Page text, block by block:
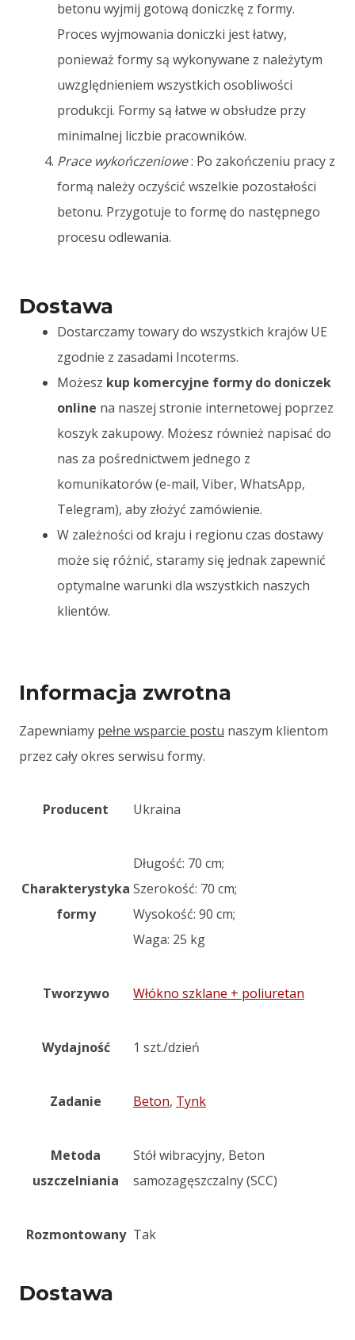
betonu wyjmij gotową doniczkę z formy.
Proces wyjmowania doniczki jest łatwy,
ponieważ formy są wykonywane z należytym
uwzględnieniem wszystkich osobliwości
produkcji. Formy są łatwe w obsłudze przy
minimalnej liczbie pracowników.
Prace wykończeniowe: Po zakończeniu pracy z
formą należy oczyścić wszelkie pozostałości
betonu. Przygotuje to formę do następnego
procesu odlewania.
Dostawa
Dostarczamy towary do wszystkich krajów UE
zgodnie z zasadami Incoterms.
Możesz kup komercyjne formy do doniczek
online na naszej stronie internetowej poprzez
koszyk zakupowy. Możesz również napisać do
nas za pośrednictwem jednego z
komunikatorów (e-mail, Viber, WhatsApp,
Telegram), aby złożyć zamówienie.
W zależności od kraju i regionu czas dostawy
może się różnić, staramy się jednak zapewnić
optymalne warunki dla wszystkich naszych
klientów.
Informacja zwrotna
Zapewniamy pełne wsparcie postu naszym klientom
przez cały okres serwisu formy.
Producent Ukraina
Charakterystyka
formy
Długość: 70 cm;
Szerokość: 70 cm;
Wysokość: 90 cm;
Waga: 25 kg
Tworzywo Włókno szklane + poliuretan
Wydajność 1 szt./dzień
Zadanie Beton, Tynk
Metoda
uszczelniania
Stół wibracyjny, Beton
samozagęszczalny (SCC)
Rozmontowany Tak
Dostawa